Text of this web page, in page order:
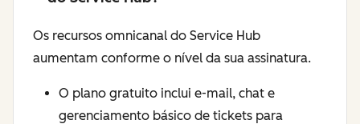
Os recursos omnicanal do Service Hub
aumentam conforme o nível da sua assinatura.
O plano gratuito inclui e-mail, chat e
gerenciamento básico de tickets para